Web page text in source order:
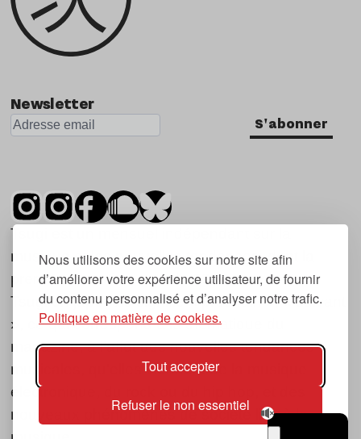
Nous utilisons des cookies sur notre site afin
d’améliorer votre expérience utilisateur, de fournir
du contenu personnalisé et d’analyser notre trafic.
Politique en matière de cookies.
Tout accepter
Refuser le non essentiel
Newsletter
S'abonner
Tsugi est un mensuel indépendant sur la
musique et les nouvelles tendances, dont la
première parution date de 2007.
Tsugi en japonais signifie « prochain », « suivant
», ce qui correspond à la thématique du
magazine, à l’affût des nouvelles tendances
musicales, qu’elles viennent de la musique
électronique, du rock ou du hip hop, et des
nouveaux phénomènes de société liés à la